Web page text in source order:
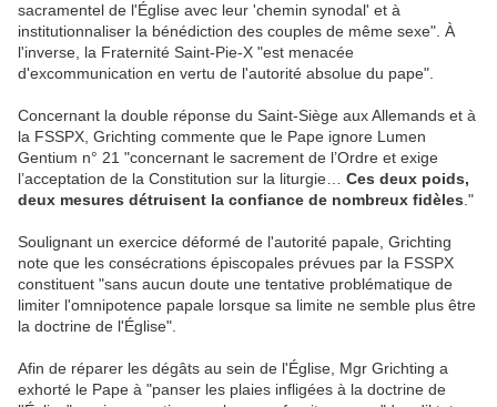
sacramentel de l'Église avec leur 'chemin synodal' et à
institutionnaliser la bénédiction des couples de même sexe". À
l'inverse, la Fraternité Saint-Pie-X "est menacée
d'excommunication en vertu de l'autorité absolue du pape".
Concernant la double réponse du Saint-Siège aux Allemands et à
la FSSPX, Grichting commente que le Pape ignore Lumen
Gentium n° 21 "concernant le sacrement de l’Ordre et exige
l’acceptation de la Constitution sur la liturgie… Ces deux poids,
deux mesures détruisent la confiance de nombreux fidèles ."
Soulignant un exercice déformé de l'autorité papale, Grichting
note que les consécrations épiscopales prévues par la FSSPX
constituent "sans aucun doute une tentative problématique de
limiter l'omnipotence papale lorsque sa limite ne semble plus être
la doctrine de l'Église".
Afin de réparer les dégâts au sein de l'Église, Mgr Grichting a
exhorté le Pape à "panser les plaies infligées à la doctrine de